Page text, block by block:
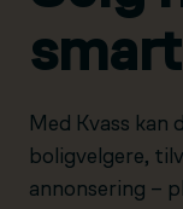
Med Kvass kan
boligvelgere,
annonsering –